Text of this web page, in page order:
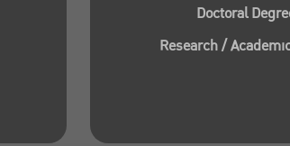
Doctoral
Research /